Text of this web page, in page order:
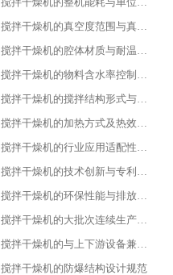
搅拌干燥机的真空度范围与真空干燥效果
搅拌干燥机的腔体材质与耐温耐腐蚀性能
搅拌干燥机的物料含水率控制范围
搅拌干燥机的搅拌结构形式与适配物料
搅拌干燥机的加热方式及热效率指标
搅拌干燥机的行业应用适配性调整
搅拌干燥机的技术创新与专利成果
搅拌干燥机的环保性能与排放标准
搅拌干燥机的大批次连续生产改造
搅拌干燥机的与上下游设备兼容适配方案
搅拌干燥机的防爆结构设计规范